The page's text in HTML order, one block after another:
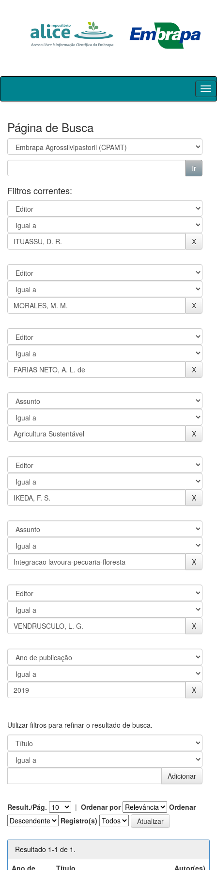
Skip
Página de Busca
Filtros correntes:
Utilizar filtros para refinar o resultado de busca.
Result./Pág. | Ordenar por
Ordenar
Registro(s)
Resultado 1-1 de 1.
Ano de
Título Autor(es)